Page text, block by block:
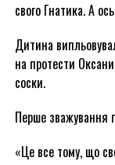
свого Гнатика. А
Дитина
на протести
соски.
Перше зважування
«Це все тому, що